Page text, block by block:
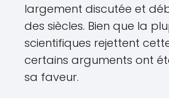
largement discutée et
des siècles. Bien que la
scientifiques rejettent
certains arguments ont
sa faveur.